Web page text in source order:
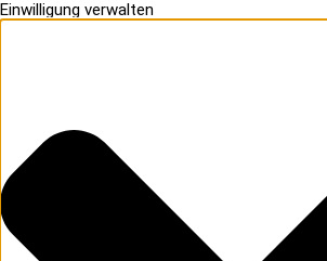
Einwilligung verwalten